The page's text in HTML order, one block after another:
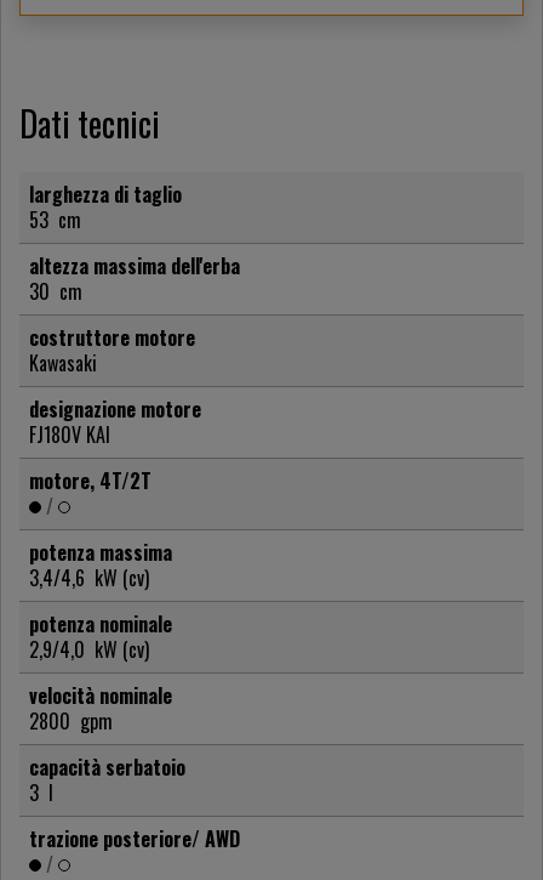
Dati tecnici
larghezza di taglio
53 cm
altezza massima dell'erba
30 cm
costruttore motore
Kawasaki
designazione motore
FJ180V KAI
motore, 4T/2T
/
potenza massima
3,4/4,6 kW (cv)
potenza nominale
2,9/4,0 kW (cv)
velocità nominale
2800 gpm
capacità serbatoio
3 l
trazione posteriore/ AWD
/